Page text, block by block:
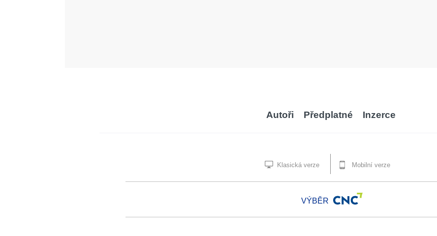
Autoři Předplatné Inzerce
Klasická verze Mobilní verze
VÝBĚR